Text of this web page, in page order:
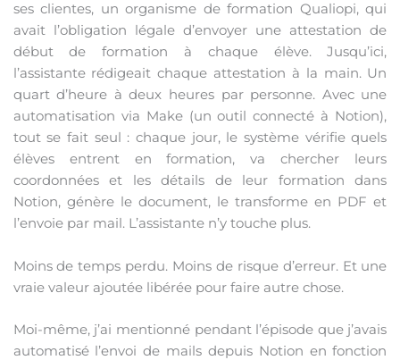
ses clientes, un organisme de formation Qualiopi, qui
avait l’obligation légale d’envoyer une attestation de
début de formation à chaque élève. Jusqu’ici,
l’assistante rédigeait chaque attestation à la main. Un
quart d’heure à deux heures par personne. Avec une
automatisation via Make (un outil connecté à Notion),
tout se fait seul : chaque jour, le système vérifie quels
élèves entrent en formation, va chercher leurs
coordonnées et les détails de leur formation dans
Notion, génère le document, le transforme en PDF et
l’envoie par mail. L’assistante n’y touche plus.
Moins de temps perdu. Moins de risque d’erreur. Et une
vraie valeur ajoutée libérée pour faire autre chose.
Moi-même, j’ai mentionné pendant l’épisode que j’avais
automatisé l’envoi de mails depuis Notion en fonction